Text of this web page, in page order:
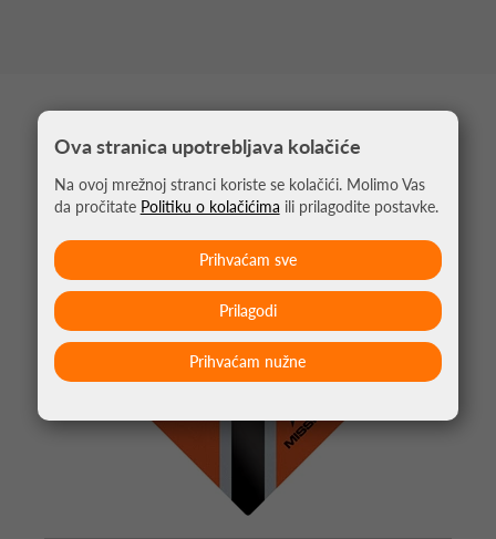
Ova stranica upotrebljava kolačiće
Na ovoj mrežnoj stranci koriste se kolačići. Molimo Vas
da pročitate Politiku o kolačićima ili prilagodite postavke.
Prihvaćam nužne
Prilagodi
Prihvaćam sve